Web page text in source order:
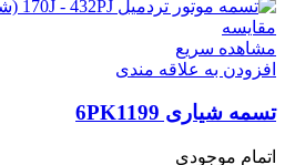
مقایسه
مشاهده سریع
افزودن به علاقه مندی
تسمه شیاری 6PK1199
اتمام موجودی